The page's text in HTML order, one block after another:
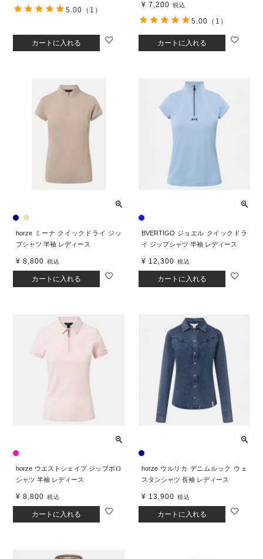
カートに入れる
5.00 （1）
¥ 7,200 税込
カートに入れる
5.00 （1）
horze ミーナ クイックドライ ジッ
プシャツ 半袖 レディース
¥ 8,800 税込
カートに入れる
BVERTIGO ジョエル クイックドラ
イ ジップシャツ 半袖 レディース
¥ 12,300 税込
カートに入れる
horze ウエストシェイプ ジップポロ
シャツ 半袖 レディース
¥ 8,800 税込
カートに入れる
horze ウルリカ デニムルック ウェ
スタンシャツ 長袖 レディース
¥ 13,900 税込
カートに入れる